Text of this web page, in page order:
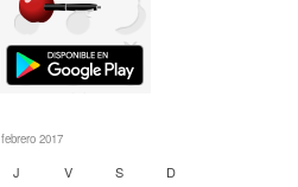
febrero 2017
J V S D